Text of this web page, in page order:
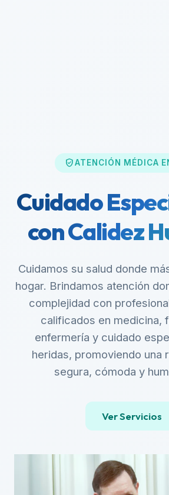
verified_userATENCIÓN MÉDICA
Cuidado
con Calidez
Cuidamos su salud donde
hogar. Brindamos atención
complejidad con
calificados en medicina,
enfermería y cuidado
heridas, promoviendo una
segura, cómoda y
Ver Servicios